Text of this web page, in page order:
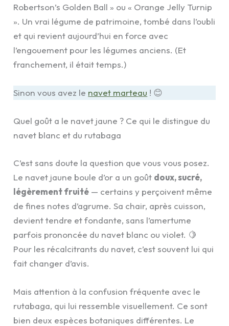
Robertson’s Golden Ball » ou « Orange Jelly Turnip
». Un vrai légume de patrimoine, tombé dans l’oubli
et qui revient aujourd’hui en force avec
l’engouement pour les légumes anciens. (Et
franchement, il était temps.)
Sinon vous avez le navet marteau ! 😊
Quel goût a le navet jaune ? Ce qui le distingue du
navet blanc et du rutabaga
C’est sans doute la question que vous vous posez.
Le navet jaune boule d’or a un goût doux, sucré,
légèrement fruité — certains y perçoivent même
de fines notes d’agrume. Sa chair, après cuisson,
devient tendre et fondante, sans l’amertume
parfois prononcée du navet blanc ou violet. 🍋
Pour les récalcitrants du navet, c’est souvent lui qui
fait changer d’avis.
Mais attention à la confusion fréquente avec le
rutabaga, qui lui ressemble visuellement. Ce sont
bien deux espèces botaniques différentes. Le